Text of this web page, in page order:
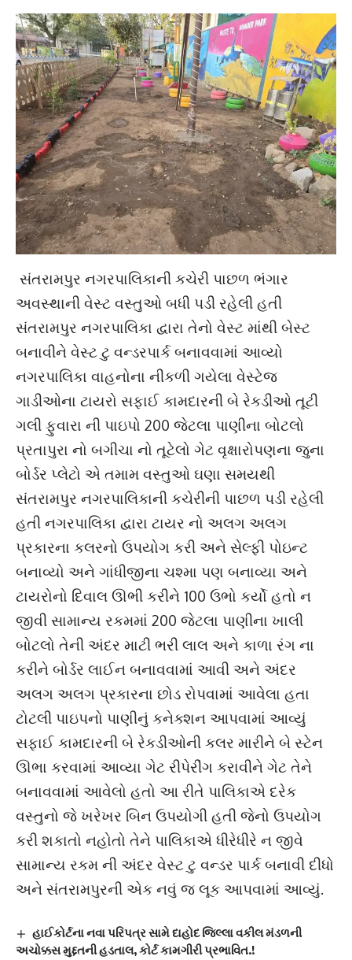
સંતરામપુર નગરપાલિકાની કચેરી પાછળ ભંગાર
અવસ્થાની વેસ્ટ વસ્તુઓ બધી પડી રહેલી હતી
સંતરામપુર નગરપાલિકા દ્વારા તેનો વેસ્ટ માંથી બેસ્ટ
બનાવીને વેસ્ટ ટુ વન્ડરપાર્ક બનાવવામાં આવ્યો
નગરપાલિકા વાહનોના નીકળી ગયેલા વેસ્ટેજ
ગાડીઓના ટાયરો સફાઈ કામદારની બે રેકડીઓ તૂટી
ગલી ફુવારા ની પાઇપો 200 જેટલા પાણીના બોટલો
પ્રતાપુરા નો બગીચા નો તૂટેલો ગેટ વૃક્ષારોપણના જુના
બોર્ડર પ્લેટો એ તમામ વસ્તુઓ ઘણા સમયથી
સંતરામપુર નગરપાલિકાની કચેરીની પાછળ પડી રહેલી
હતી નગરપાલિકા દ્વારા ટાયર નો અલગ અલગ
પ્રકારના કલરનો ઉપયોગ કરી અને સેલ્ફી પોઇન્ટ
બનાવ્યો અને ગાંધીજીના ચશ્મા પણ બનાવ્યા અને
ટાયરોનો દિવાલ ઊભી કરીને 100 ઉભો કર્યો હતો ન
જીવી સામાન્ય રકમમાં 200 જેટલા પાણીના ખાલી
બોટલો તેની અંદર માટી ભરી લાલ અને કાળા રંગ ના
કરીને બોર્ડર લાઈન બનાવવામાં આવી અને અંદર
અલગ અલગ પ્રકારના છોડ રોપવામાં આવેલા હતા
ટોટલી પાઇપનો પાણીનું કનેક્શન આપવામાં આવ્યું
સફાઈ કામદારની બે રેકડીઓની કલર મારીને બે સ્ટેન
ઊભા કરવામાં આવ્યા ગેટ રીપેરીંગ કરાવીને ગેટ તેને
બનાવવામાં આવેલો હતો આ રીતે પાલિકાએ દરેક
વસ્તુનો જે ખરેખર બિન ઉપયોગી હતી જેનો ઉપયોગ
કરી શકાતો નહોતો તેને પાલિકાએ ધીરેધીરે ન જીવે
સામાન્ય રકમ ની અંદર વેસ્ટ ટુ વન્ડર પાર્ક બનાવી દીધો
અને સંતરામપુરની એક નવું જ લૂક આપવામાં આવ્યું.
હાઈકોર્ટના નવા પરિપત્ર સામે દાહોદ જિલ્લા વકીલ મંડળની
અચોક્કસ મુદ્દતની હડતાલ, કોર્ટ કામગીરી પ્રભાવિત.!